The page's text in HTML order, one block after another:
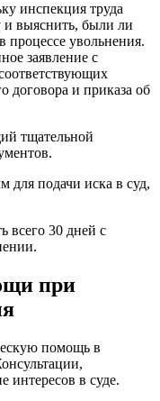
инспекция труда
и выяснить, были ли
процессе увольнения.
заявление с
договора и приказа об
тщательной
подачи иска в суд,
всего 30 дней с
при
помощь в
интересов в суде.